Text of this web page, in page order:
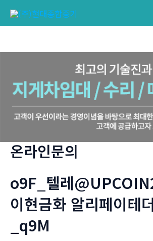
온라인문의
o9F_텔레
이현금화 알리페이테
_q9M